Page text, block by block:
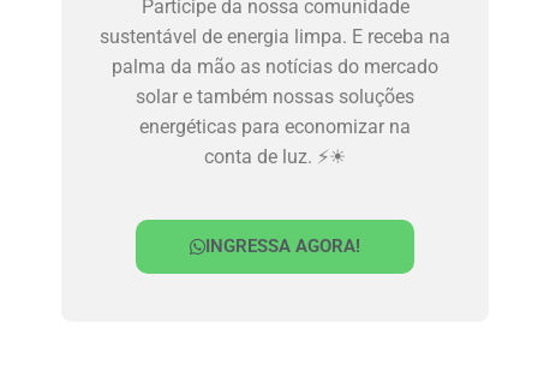
Participe da nossa comunidade
sustentável de energia limpa. E receba na
palma da mão as notícias do mercado
solar e também nossas soluções
energéticas para economizar na
conta de luz. ⚡☀
INGRESSA AGORA!